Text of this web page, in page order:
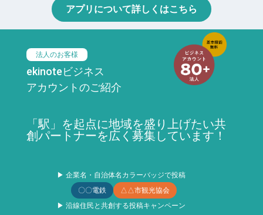
アプリについて詳しくはこちら
法人のお客様
ekinoteビジネス
アカウントのご紹介
「駅」を起点に地域を盛り上げたい共
創パートナーを広く募集しています！
▶ 企業名・自治体名カラーバッジで投稿
〇〇電鉄
△△市観光協会
▶ 沿線住民と共創する投稿キャンペーン